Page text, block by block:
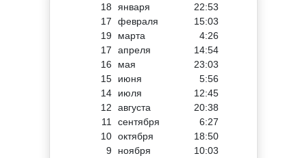
18 января
22:53
17
февраля
15:03
19
марта
4:26
17
апреля
14:54
16
мая
23:03
15
июня
5:56
14
июля
12:45
12
августа
20:38
11
сентября
6:27
10 октября
18:50
9
ноября
10:03